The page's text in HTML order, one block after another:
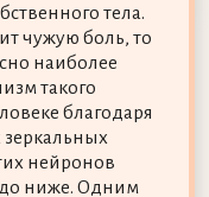
тела.
чужую боль, то
наиболее
такого
благодаря
нейронов
ниже. Одним